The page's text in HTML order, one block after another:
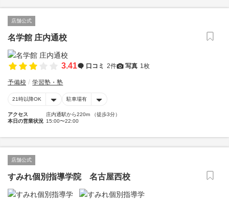
店舗公式
名学館 庄内通校
3.41 口コミ 2件 写真 1枚
予備校 学習塾・塾
21時以降OK 駐車場有
アクセス
庄内通駅から220m （徒歩3分）
本日の営業状況 15:00〜22:00
店舗公式
すみれ個別指導学院 名古屋西校